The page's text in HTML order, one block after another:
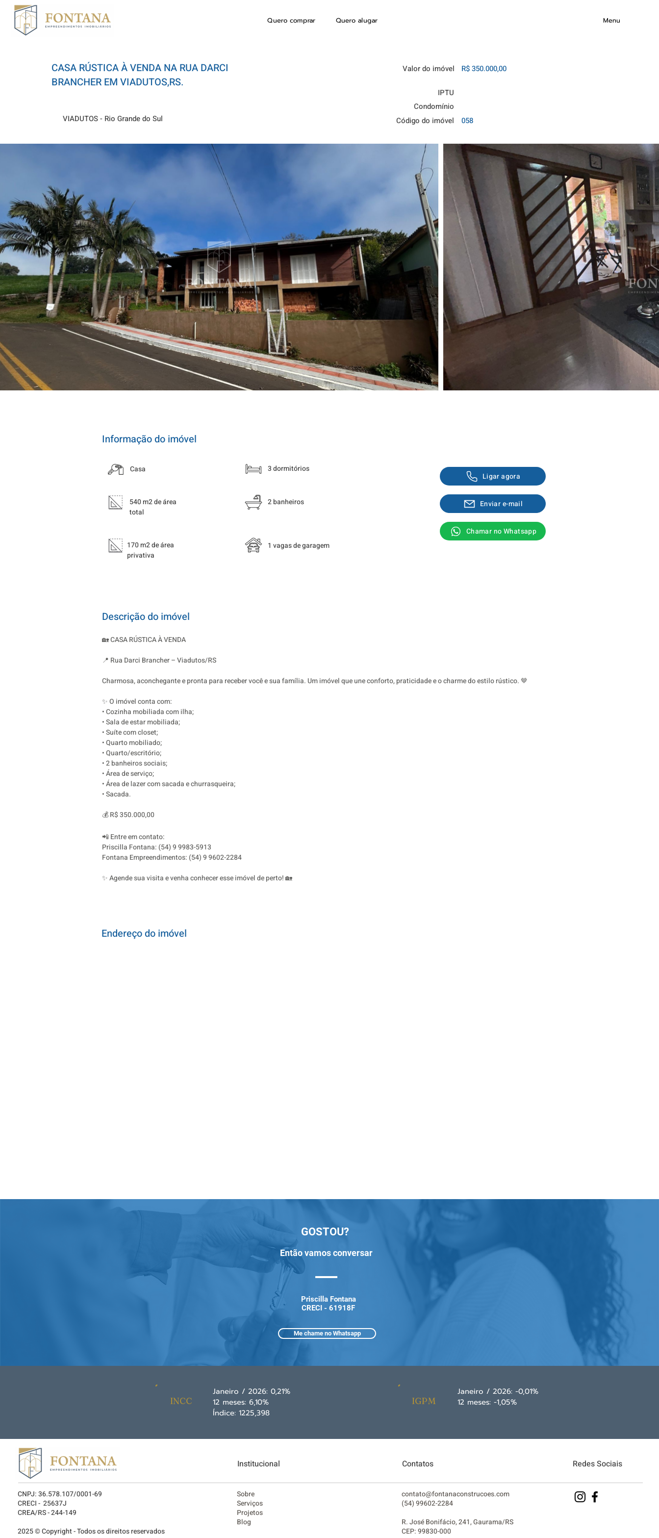
Quero comprar Quero alugar Menu
CASA RÚSTICA À VENDA NA RUA DARCI
BRANCHER EM VIADUTOS,RS.
VIADUTOS - Rio Grande do Sul
Valor do imóvel R$ 350.000,00
IPTU
Condomínio
Código do imóvel
058
Informação do imóvel
Casa
540 m2 de área
total
170 m2 de área
privativa
3 dormitórios
2 banheiros
1 vagas de garagem
Ligar agora
Enviar e-mail
Chamar no Whatsapp
Descrição do imóvel
🏡 CASA RÚSTICA À VENDA
📍 Rua Darci Brancher – Viadutos/RS
Charmosa, aconchegante e pronta para receber você e sua família. Um imóvel que une conforto, praticidade e o charme do estilo rústico. 🤎
✨ O imóvel conta com:
• Cozinha mobiliada com ilha;
• Sala de estar mobiliada;
• Suíte com closet;
• Quarto mobiliado;
• Quarto/escritório;
• 2 banheiros sociais;
• Área de serviço;
• Área de lazer com sacada e churrasqueira;
• Sacada.
💰 R$ 350.000,00
📲 Entre em contato:
Priscilla Fontana: (54) 9 9983-5913
Fontana Empreendimentos: (54) 9 9602-2284
✨ Agende sua visita e venha conhecer esse imóvel de perto! 🏡
Endereço do imóvel
GOSTOU?
Então vamos conversar
Priscilla Fontana
CRECI - 61918F
Me chame no Whatsapp
INCC
Janeiro / 2026: 0,21%
12 meses: 6,10%
Índice: 1225,398
IGPM
Janeiro / 2026: -0,01%
12 meses: -1,05%
Institucional Contatos Redes Sociais
CNPJ: 36.578.107/0001-69
CRECI - 25637J
CREA/RS - 244-149
2025 © Copyright - Todos os direitos reservados
Sobre
Serviços
Projetos
Blog
contato@fontanaconstrucoes.com
(54) 99602-2284
R. José Bonifácio, 241, Gaurama/RS
CEP: 99830-000